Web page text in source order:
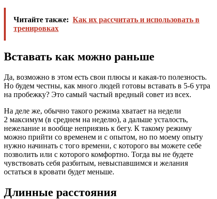
Читайте также: Как их рассчитать и использовать в
тренировках
Вставать как можно раньше
Да, возможно в этом есть свои плюсы и какая-то полезность.
Но будем честны, как много людей готовы вставать в 5-6 утра
на пробежку? Это самый частый вредный совет из всех.
На деле же, обычно такого режима хватает на недели
2 максимум (в среднем на неделю), а дальше усталость,
нежелание и вообще неприязнь к бегу. К такому режиму
можно прийти со временем и с опытом, но по моему опыту
нужно начинать с того времени, с которого вы можете себе
позволить или с которого комфортно. Тогда вы не будете
чувствовать себя разбитым, невыспавшимся и желания
остаться в кровати будет меньше.
Длинные расстояния